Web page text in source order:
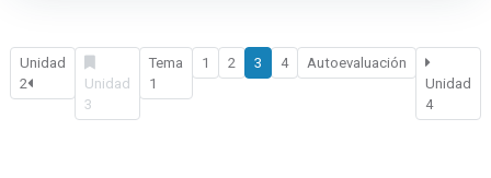
Unidad
2
Unidad
3
Tema
1
1 2 3 4
Autoevaluación
Unidad
4